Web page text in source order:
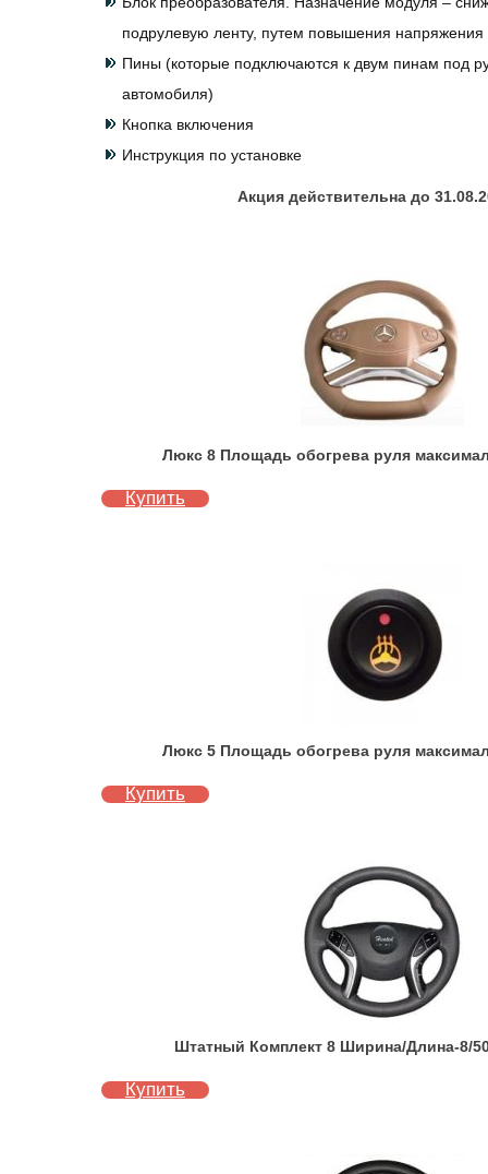
подрулевую ленту, путем повышения напряжения
Пины (которые подключаются к двум пинам под
автомобиля)
Кнопка включения
Инструкция по установке
Акция действительна до
Люкс 8 Площадь обогрева руля
Купить
Люкс 5 Площадь обогрева руля
Купить
Штатный Комплект 8 Ширина/Длина-8/
Купить